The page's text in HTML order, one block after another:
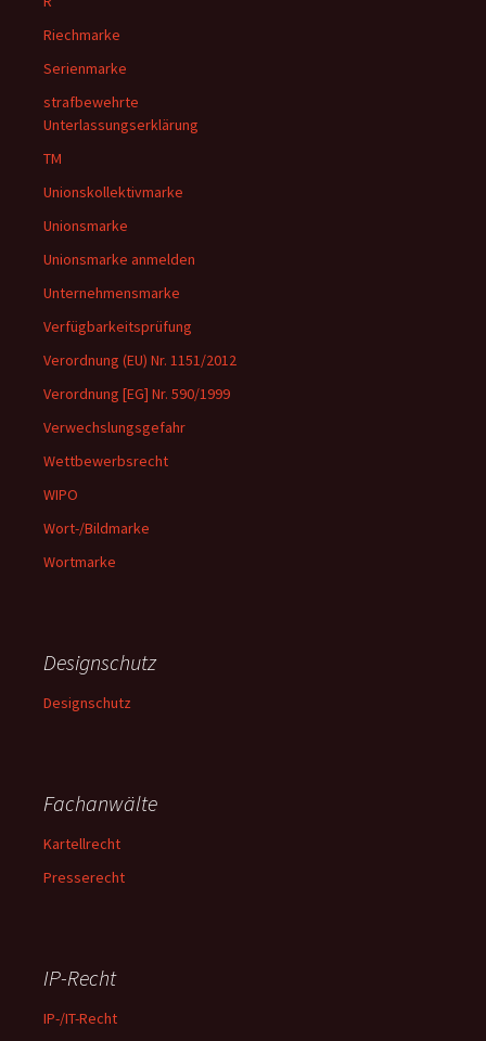
Riechmarke
Serienmarke
strafbewehrte
Unterlassungserklärung
TM
Unionskollektivmarke
Unionsmarke
Unionsmarke anmelden
Unternehmensmarke
Verfügbarkeitsprüfung
Verordnung (EU) Nr. 1151/2012
Verordnung [EG] Nr. 590/1999
Verwechslungsgefahr
Wettbewerbsrecht
WIPO
Wort-/Bildmarke
Wortmarke
Designschutz
Designschutz
Fachanwälte
Kartellrecht
Presserecht
IP-Recht
IP-/IT-Recht